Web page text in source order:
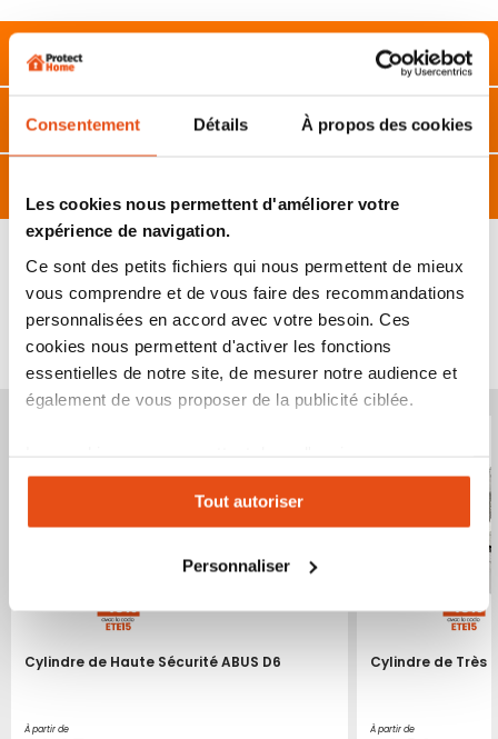
Consentement Détails À propos des cookies
Les cookies nous permettent d'améliorer votre
expérience de navigation.
Ce sont des petits fichiers qui nous permettent de mieux
vous comprendre et de vous faire des recommandations
personnalisées en accord avec votre besoin. Ces
cookies nous permettent d'activer les fonctions
essentielles de notre site, de mesurer notre audience et
également de vous proposer de la publicité ciblée.
expérience personnalisée sur notre site. Vous pouvez
changer votre choix à n'importe quel moment. Refuser
tous les cookies peut limiter certaines fonctionnalités.
Tout autoriser
Personnaliser
Description
Caractéristiques
VOUS POURRIEZ ÉGALEMENT ÊTRE INTÉRESSÉ
PAR...
Cylindre de Haute Sécurité ABUS D6
À partir de
Cylindre de Très
À partir de